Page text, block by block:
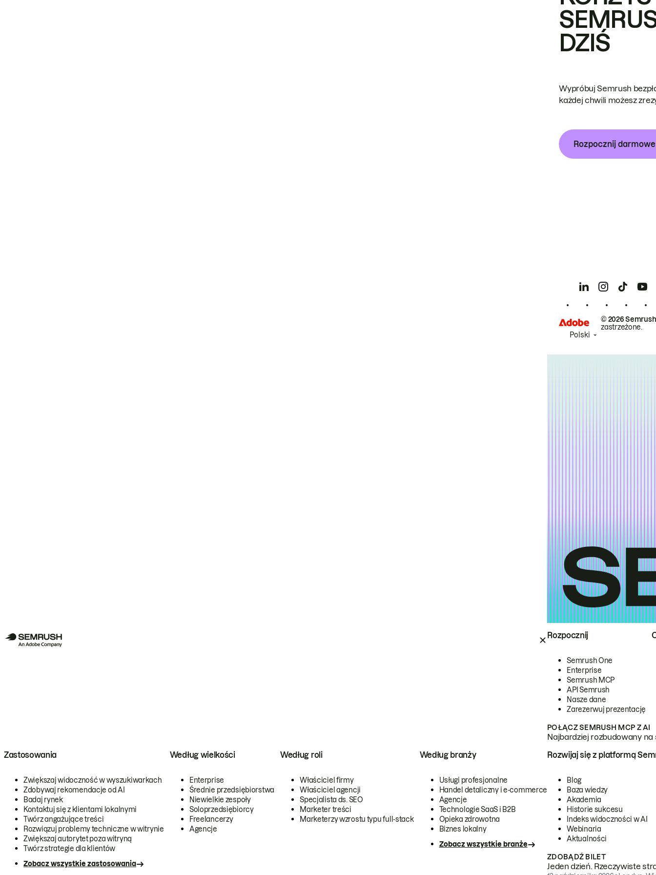
Rozpocznij
Semrush One
Enterprise
Semrush MCP
API Semrush
Nasze dane
Zarezerwuj prezentację
POŁĄCZ SEMRUSH MCP Z AI
Najbardziej rozbudowany
Zastosowania
Zwiększaj widoczność w wyszukiwarkach
Zdobywaj rekomendacje od AI
Badaj rynek
Kontaktuj się z klientami lokalnymi
Twórz angażujące treści
Rozwiązuj problemy techniczne w witrynie
Zwiększaj autorytet poza witryną
Twórz strategie dla klientów
Zobacz wszystkie zastosowania
Według wielkości
Enterprise
Średnie przedsiębiorstwa
Niewielkie zespoły
Soloprzedsiębiorcy
Freelancerzy
Agencje
Według roli
Właściciel firmy
Właściciel agencji
Specjalista ds. SEO
Marketer treści
Marketerzy wzrostu typu full-stack
Według branży
Usługi profesjonalne
Handel detaliczny i e-commerce
Agencje
Technologie SaaS i B2B
Opieka zdrowotna
Biznes lokalny
Zobacz wszystkie branże
Rozwijaj się z platformą
Blog
Baza wiedzy
Akademia
Historie sukcesu
Indeks widoczności w AI
Webinaria
Aktualności
ZDOBĄDŹ BILET
Jeden dzień. Rzeczywiste
DZIŚ
Wypróbuj Semrush
każdej chwili możesz
Rozpocznij
© 2026
zastrzeżone.
Polski